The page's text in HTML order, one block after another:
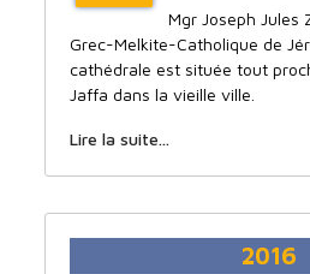
Mgr Joseph Jules
Grec-Melkite-Catholique de
cathédrale est située tout
Jaffa dans la vieille ville.
Lire la suite...
2016